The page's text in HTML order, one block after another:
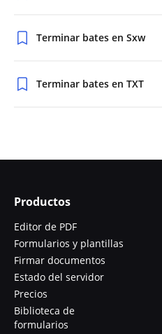
Terminar bates en Sxw
Terminar bates en TXT
Productos
Editor de PDF
Formularios y plantillas
Firmar documentos
Estado del servidor
Precios
Biblioteca de
formularios